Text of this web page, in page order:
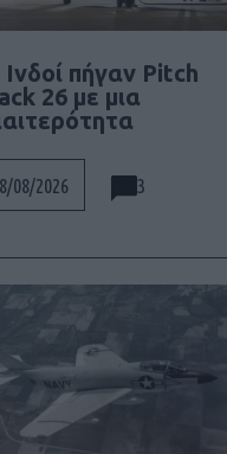
Ινδοί πήγαν Pitch
26 με μια
08/2026 3